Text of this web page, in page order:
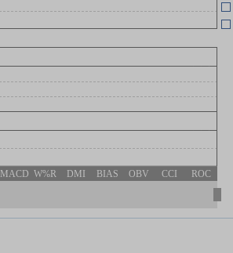
MACD W%R DMI BIAS OBV CCI ROC